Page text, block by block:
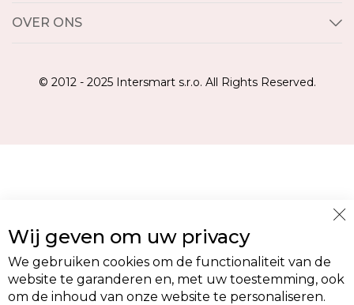
OVER ONS
© 2012 - 2025 Intersmart s.r.o. All Rights Reserved.
Wij geven om uw privacy
We gebruiken cookies om de functionaliteit van de
website te garanderen en, met uw toestemming, ook
om de inhoud van onze website te personaliseren.